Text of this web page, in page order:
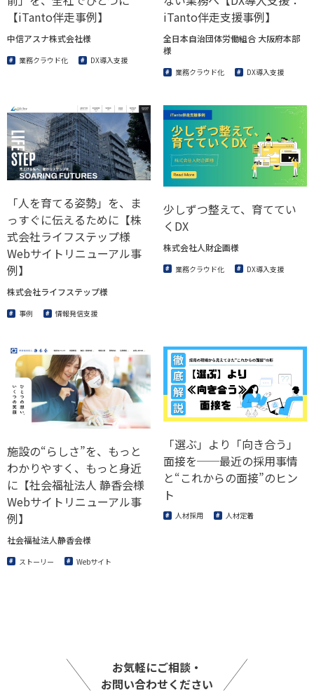
【iTanto伴走事例】
中信アスナ株式会社様
業務クラウド化 DX導入支援
iTanto伴走支援事例】
全日本自治団体労働組合 大阪府本部
様
業務クラウド化 DX導入支援
「人を育てる姿勢」を、ま
っすぐに伝えるために【株
式会社ライフステップ様
Webサイトリニューアル事
例】
株式会社ライフステップ様
事例 情報発信支援
少しずつ整えて、育ててい
くDX
株式会社人財企画様
業務クラウド化 DX導入支援
施設の“らしさ”を、もっと
わかりやすく、もっと身近
に【社会福祉法人 静香会様
Webサイトリニューアル事
例】
社会福祉法人静香会様
ストーリー Webサイト
「選ぶ」より「向き合う」
面接を──最近の採用事情
と“これからの面接”のヒン
ト
人材採用 人材定着
お気軽にご相談・
お問い合わせください